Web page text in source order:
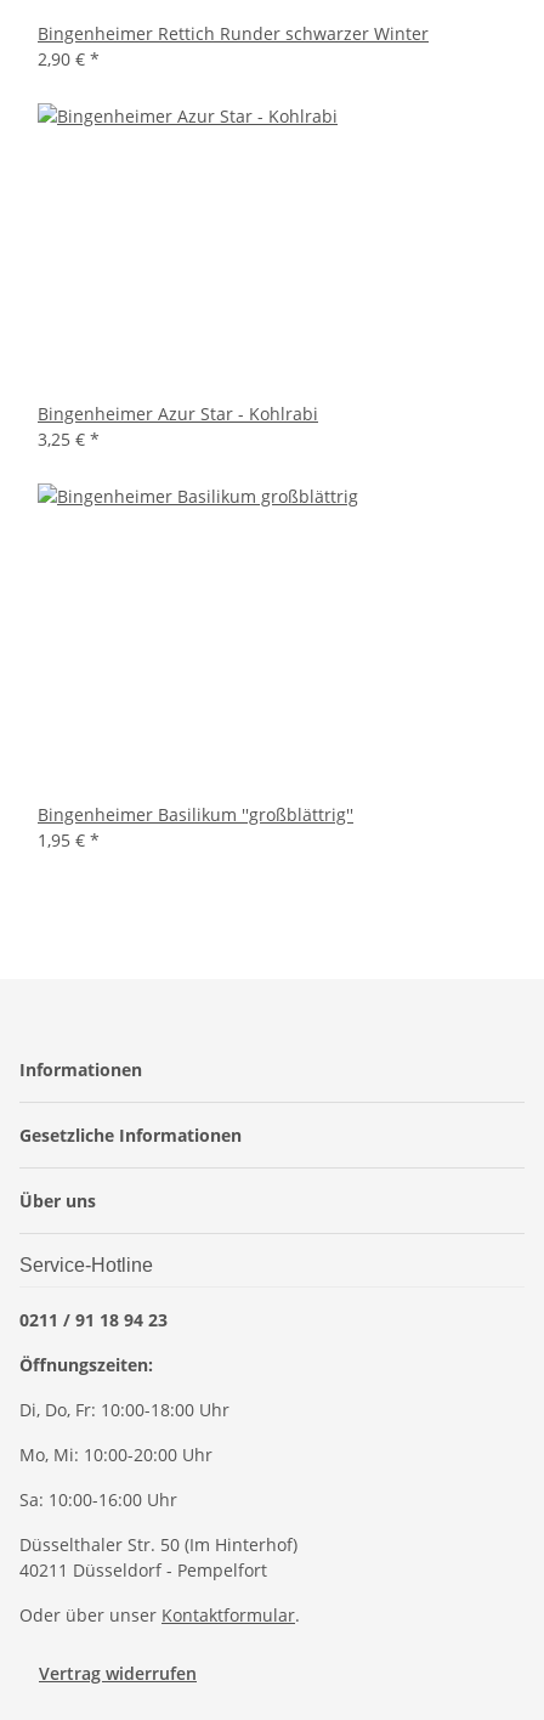
Bingenheimer Rettich Runder schwarzer Winter
2,90 € *
Bingenheimer Azur Star - Kohlrabi
3,25 € *
Bingenheimer Basilikum ''großblättrig''
1,95 € *
Informationen
Gesetzliche Informationen
Über uns
Service-Hotline
0211 / 91 18 94 23
Öffnungszeiten:
Di, Do, Fr: 10:00-18:00 Uhr
Mo, Mi: 10:00-20:00 Uhr
Sa: 10:00-16:00 Uhr
Düsselthaler Str. 50 (Im Hinterhof)
40211 Düsseldorf - Pempelfort
Oder über unser Kontaktformular.
Vertrag widerrufen